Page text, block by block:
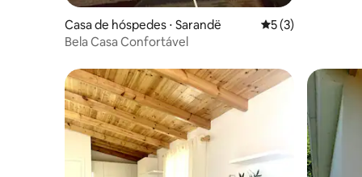
Casa de hóspedes ⋅ Sarandë 5 de uma
5 (3)
Bela Casa Confortável